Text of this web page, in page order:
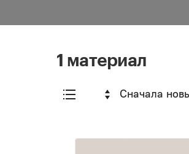
1 материал
Сначала